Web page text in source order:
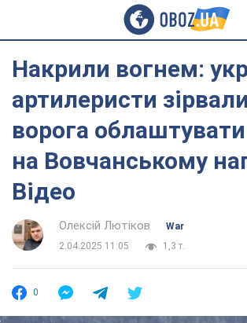
Накрили вогнем:
артилеристи
ворога облаштувати
на Вовчанському
Відео
Олексій Лютіков
War
2.04.2025 11:05
1,3 т.
0